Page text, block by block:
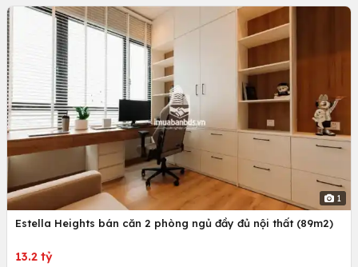
1
Estella Heights bán căn 2 phòng ngủ đầy đủ nội thất (89m2)
13.2 tỷ